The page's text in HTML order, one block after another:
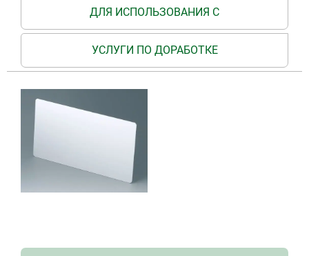
ДЛЯ ИСПОЛЬЗОВАНИЯ С
УСЛУГИ ПО ДОРАБОТКЕ